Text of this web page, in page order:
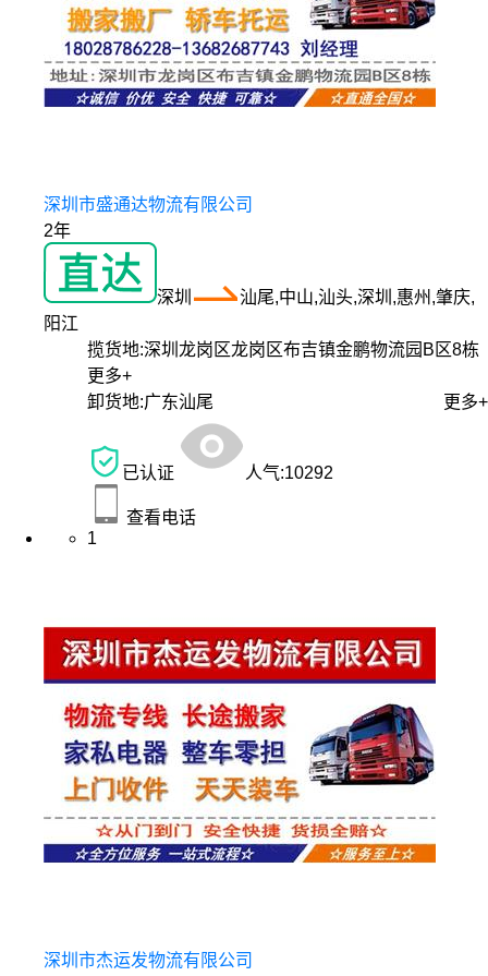
深圳市盛通达物流有限公司
2年
深圳
汕尾,中山,汕头,深圳,惠州,肇庆,
阳江
揽货地:深圳龙岗区龙岗区布吉镇金鹏物流园B区8栋
更多+
卸货地:广东汕尾 更多+
已认证 人气:10292
查看电话
1
深圳市杰运发物流有限公司